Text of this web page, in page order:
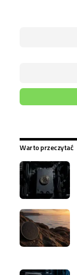
Warto przeczytać